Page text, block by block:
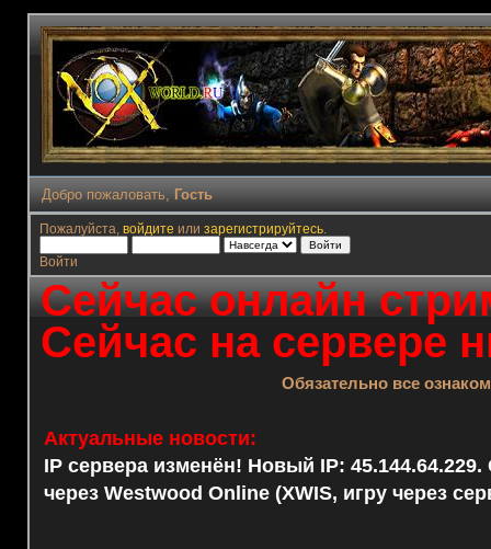
Добро пожаловать, Гость
Пожалуйста, войдите или зарегистрируйтесь.
Войти
Сейчас онлайн
Сейчас на сервере
Обязательно все
Актуальные новости:
IP сервера изменён! Новый IP: 45.144.64.229.
через Westwood Online (XWIS, игру через